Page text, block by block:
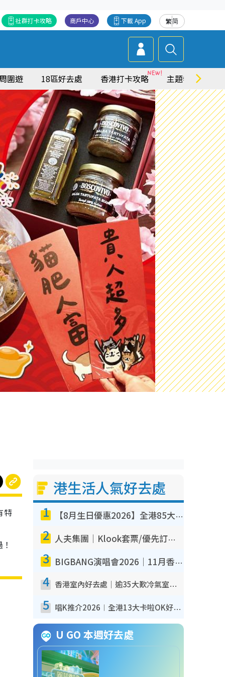
繁简
下載 App
商戶中心
社群打卡攻略
圍遊 18區好去處 香港打卡攻略 主題特集
特
港生活人氣好去處
1 【8月生日優惠2026】全港85大食買玩著數攻略 自助餐/火鍋放題同行免費＋誠品/DONKI送現金券
2 人夫集團｜Klook套票/優先訂票/公開發售搶飛攻略！附票價.購票連結.場地座位表
3 BIGBANG演唱會2026｜11月香港啟德開3場！實名制VIP申請、優先購票攻略
4 香港室內好去處｜逾35大歎冷氣室內好去處推介 室內活動免費避雨無懼落雨
5 唱K推介2026︱全港13大卡啦OK好去處！最平$36起 日文K都有！(附地址+收費詳情)
U GO 本週好去處